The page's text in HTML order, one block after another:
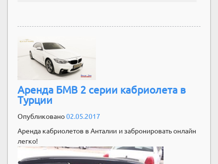
Аренда БМВ 2 серии кабриолета в
Турции
Опубликовано02.05.2017
Аренда кабриолетов в Анталии и забронировать онлайн
легко!